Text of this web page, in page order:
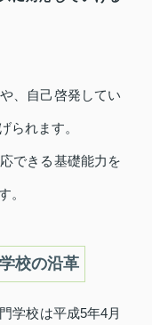
、自己啓発してい
られます。
できる基礎能力を
。
校の沿革
学校は平成5年4月